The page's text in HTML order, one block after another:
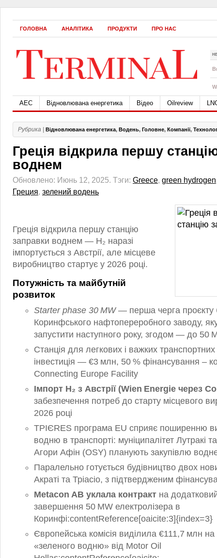
ГОЛОВНА АНАЛІТИКА ПРОДУКТИ ПРО НАС
АЕС Відновлювана енергетика Відео Oilreview
Рубрика | Відновлювана енергетика, Водень, Головне, Компанії,
Греція відкрила першу
воднем
Обновлено: Июнь 12, 2025. Тэги: Greece, green hydrogen
Греция, зелений водень
Греція відкрила першу станцію
заправки воднем — H₂ наразі
імпортується з Австрії, але місцеве
виробництво стартує у 2026 році.
Потужність та майбутній
розвиток
Starter phase 30 MW— перша черга проєкту
Коринфського нафтопереробного заводу,
запустити наступного року, згодом — до 50
Станція для легкових і важких транспортних
інвестиція — €3 млн, 50 % фінансування –
Connecting Europe Facility
Імпорт H₂ з Австрії (Wien Energie через
забезпечення потреб до старту місцевого
2026 році
ТРІЄRES програма EU сприяє поширенню
водню в транспорті: муніципалітет Лутракі
Агори Афін (OSY) планують закупівлю
Паралельно готується будівництво двох
Акраті та Тріасіо, з підтвердженим
Metacon AB уклала контракт на
завершення 50 MW електролізера в
Коринфі:contentReference[oaicite:3]{index=3}
Європейська комісія виділила €111,7 млн на
«зеленого водню» від Motor Oil